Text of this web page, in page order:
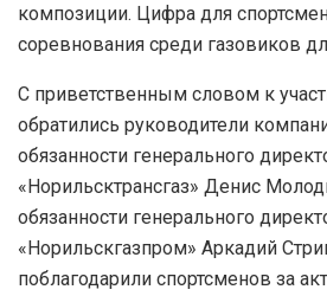
композиции. Цифра для
соревнования среди газовиков
С приветственным словом к
обратились руководители
обязанности генерального
«Норильсктрансгаз» Денис
обязанности генерального
«Норильскгазпром» Аркадий
поблагодарили спортсменов за